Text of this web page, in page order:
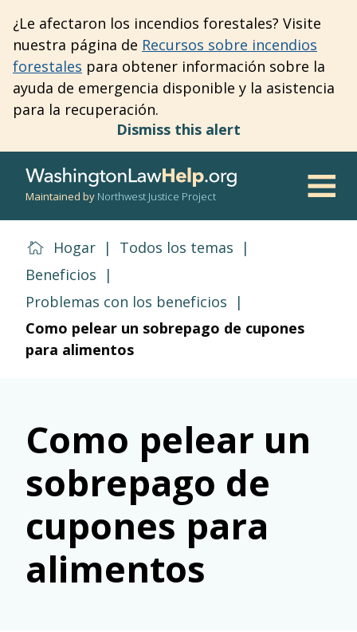
to
main
content
¿Le afectaron los incendios forestales? Visite
nuestra página de Recursos sobre incendios
forestales para obtener información sobre la
ayuda de emergencia disponible y la asistencia
para la recuperación.
Dismiss this alert
Maintained by Northwest Justice Project
Hogar | Todos los temas
|
Beneficios
|
Problemas con los beneficios
|
Como pelear un sobrepago de cupones
para alimentos
Como pelear un
sobrepago de
cupones para
alimentos